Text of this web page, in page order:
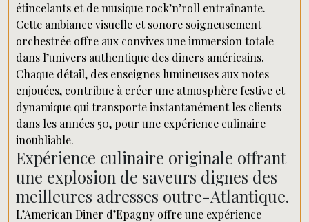
étincelants et de musique rock’n’roll entraînante.
Cette ambiance visuelle et sonore soigneusement
orchestrée offre aux convives une immersion totale
dans l’univers authentique des diners américains.
Chaque détail, des enseignes lumineuses aux notes
enjouées, contribue à créer une atmosphère festive et
dynamique qui transporte instantanément les clients
dans les années 50, pour une expérience culinaire
inoubliable.
Expérience culinaire originale offrant
une explosion de saveurs dignes des
meilleures adresses outre-Atlantique.
L’American Diner d’Epagny offre une expérience